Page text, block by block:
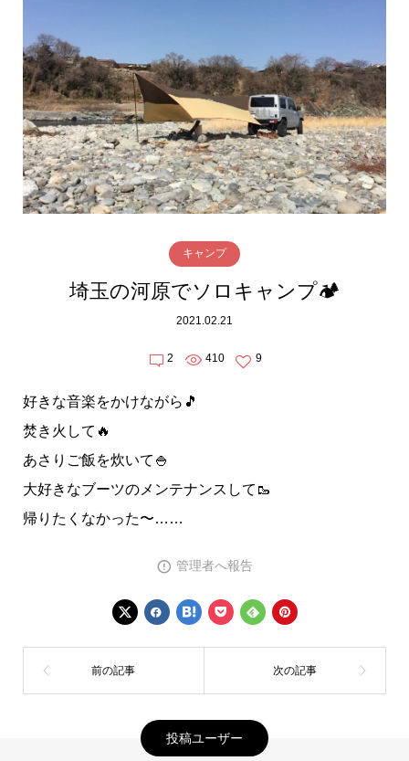
キャンプ
埼玉の河原でソロキャンプ🏕
2021.02.21
2 410 9
好きな音楽をかけながら🎵
焚き火して🔥
あさりご飯を炊いて🍚
大好きなブーツのメンテナンスして🥾
帰りたくなかった〜……
管理者へ報告
投稿ユーザー